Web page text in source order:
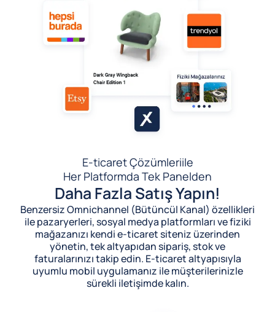
E-ticaret Çözümleriile
Her Platformda Tek Panelden
Daha Fazla Satış Yapın!
Benzersiz Omnichannel (Bütüncül Kanal) özellikleri
ile pazaryerleri, sosyal medya platformları ve fiziki
mağazanızı kendi e-ticaret siteniz üzerinden
yönetin, tek altyapıdan sipariş, stok ve
faturalarınızı takip edin. E-ticaret altyapısıyla
uyumlu mobil uygulamanız ile müşterilerinizle
sürekli iletişimde kalın.